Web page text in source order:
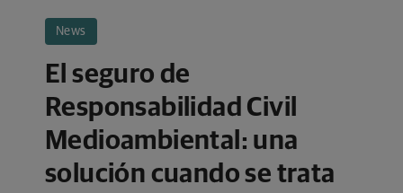
News
El seguro de
Responsabilidad Civil
Medioambiental: una
solución cuando se trata